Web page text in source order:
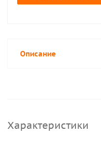
Описание
Характеристики